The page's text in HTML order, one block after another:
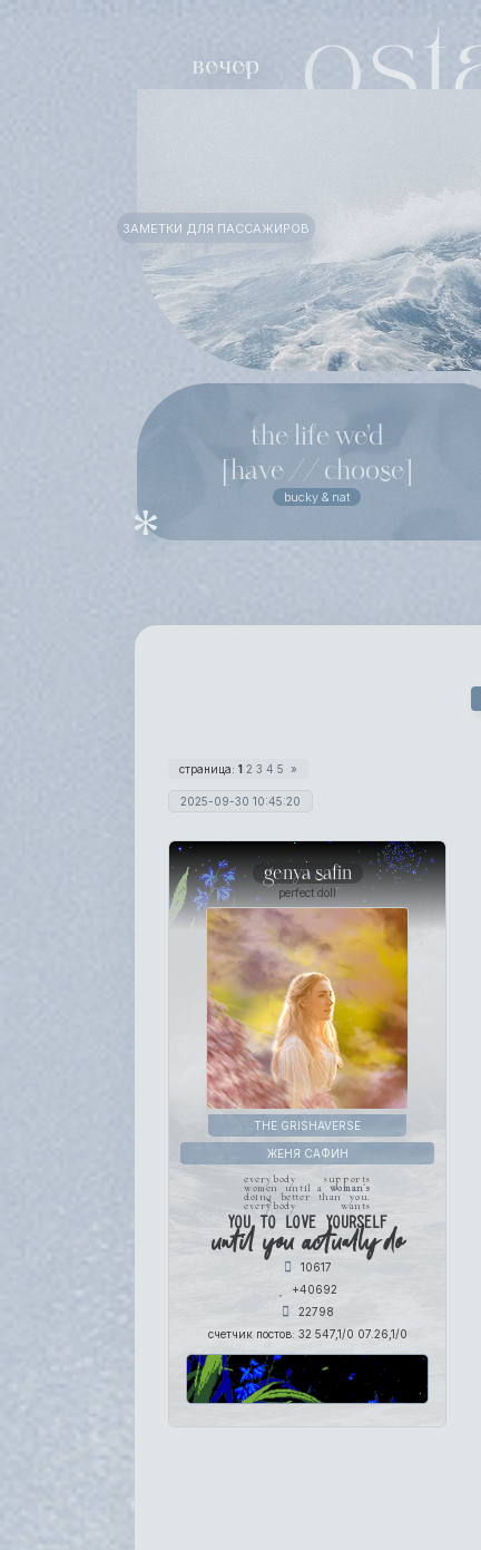
the life we'd
[have // choose]
bucky & nat
ЗАМЕТКИ ДЛЯ ПАССАЖИРОВ
страница: 1 2 3 4 5 »
2025-09-30 10:45:20
genya safin
perfect doll
THE GRISHAVERSE
ЖЕНЯ САФИН
everybody supports
women until a woman's
doing better than you.
everybody wants
you to love yourself
until you actually do
10617
+40692
22798
счетчик постов: 32 547,1/0 07.26,1/0